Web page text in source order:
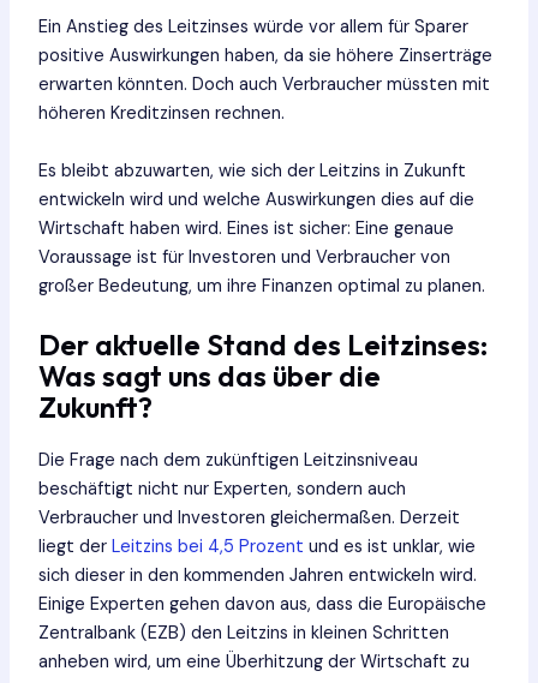
Ein Anstieg des Leitzinses würde vor allem für Sparer
positive Auswirkungen haben, da sie höhere Zinserträge
erwarten könnten. Doch auch Verbraucher müssten mit
höheren Kreditzinsen rechnen.
Es bleibt abzuwarten, wie sich der Leitzins in Zukunft
entwickeln wird und welche Auswirkungen dies auf die
Wirtschaft haben wird. Eines ist sicher: Eine genaue
Voraussage ist für Investoren und Verbraucher von
großer Bedeutung, um ihre Finanzen optimal zu planen.
Der aktuelle Stand des Leitzinses:
Was sagt uns das über die
Zukunft?
Die Frage nach dem zukünftigen Leitzinsniveau
beschäftigt nicht nur Experten, sondern auch
Verbraucher und Investoren gleichermaßen. Derzeit
liegt derLeitzins bei 4,5 Prozent und es ist unklar, wie
sich dieser in den kommenden Jahren entwickeln wird.
Einige Experten gehen davon aus, dass die Europäische
Zentralbank (EZB) den Leitzins in kleinen Schritten
anheben wird, um eine Überhitzung der Wirtschaft zu